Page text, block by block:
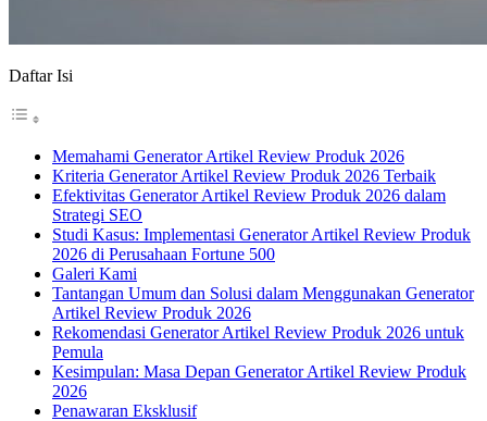
Daftar Isi
Memahami Generator Artikel Review Produk 2026
Kriteria Generator Artikel Review Produk 2026 Terbaik
Efektivitas Generator Artikel Review Produk 2026 dalam
Strategi SEO
Studi Kasus: Implementasi Generator Artikel Review Produk
2026 di Perusahaan Fortune 500
Galeri Kami
Tantangan Umum dan Solusi dalam Menggunakan Generator
Artikel Review Produk 2026
Rekomendasi Generator Artikel Review Produk 2026 untuk
Pemula
Kesimpulan: Masa Depan Generator Artikel Review Produk
2026
Penawaran Eksklusif